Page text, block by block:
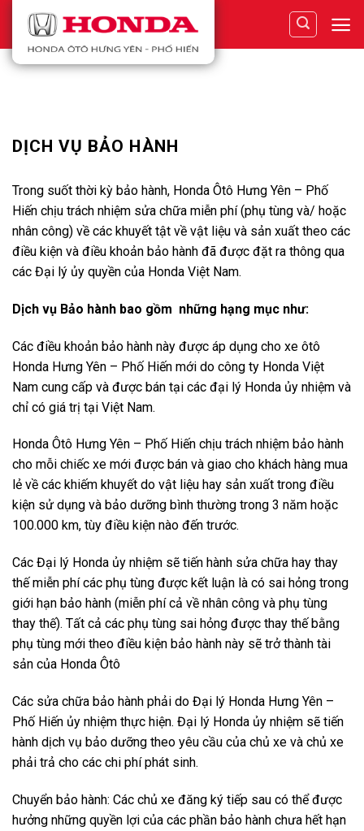
content
DỊCH VỤ BẢO HÀNH
Trong suốt thời kỳ bảo hành, Honda Ôtô Hưng Yên – Phố
Hiến chịu trách nhiệm sửa chữa miễn phí (phụ tùng và/ hoặc
nhân công) về các khuyết tật về vật liệu và sản xuất theo các
điều kiện và điều khoản bảo hành đã được đặt ra thông qua
các Đại lý ủy quyền của Honda Việt Nam.
Dịch vụ Bảo hành bao gồm những hạng mục như:
Các điều khoản bảo hành này được áp dụng cho xe ôtô
Honda Hưng Yên – Phố Hiến mới do công ty Honda Việt
Nam cung cấp và được bán tại các đại lý Honda ủy nhiệm và
chỉ có giá trị tại Việt Nam.
Honda Ôtô Hưng Yên – Phố Hiến chịu trách nhiệm bảo hành
cho mỗi chiếc xe mới được bán và giao cho khách hàng mua
lẻ về các khiếm khuyết do vật liệu hay sản xuất trong điều
kiện sử dụng và bảo dưỡng bình thường trong 3 năm hoặc
100.000 km, tùy điều kiện nào đến trước.
Các Đại lý Honda ủy nhiệm sẽ tiến hành sửa chữa hay thay
thế miễn phí các phụ tùng được kết luận là có sai hỏng trong
giới hạn bảo hành (miễn phí cả về nhân công và phụ tùng
thay thế). Tất cả các phụ tùng sai hỏng được thay thế bằng
phụ tùng mới theo điều kiện bảo hành này sẽ trở thành tài
sản của Honda Ôtô
Các sửa chữa bảo hành phải do Đại lý Honda Hưng Yên –
Phố Hiến ủy nhiệm thực hiện. Đại lý Honda ủy nhiệm sẽ tiến
hành dịch vụ bảo dưỡng theo yêu cầu của chủ xe và chủ xe
phải trả cho các chi phí phát sinh.
Chuyển bảo hành: Các chủ xe đăng ký tiếp sau có thể được
hưởng những quyền lợi của các phần bảo hành chưa hết hạn